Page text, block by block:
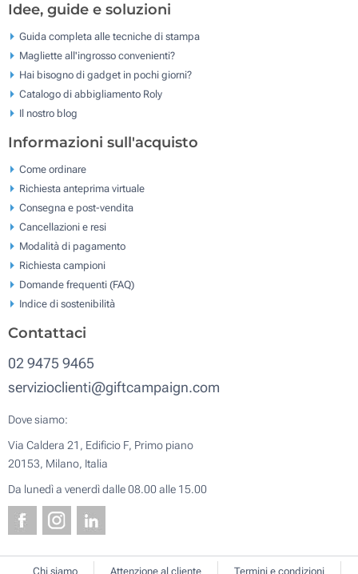
Idee, guide e soluzioni
Guida completa alle tecniche di stampa
Magliette all'ingrosso convenienti?
Hai bisogno di gadget in pochi giorni?
Catalogo di abbigliamento Roly
Il nostro blog
Informazioni sull'acquisto
Come ordinare
Richiesta anteprima virtuale
Consegna e post-vendita
Cancellazioni e resi
Modalità di pagamento
Richiesta campioni
Domande frequenti (FAQ)
Indice di sostenibilità
Contattaci
02 9475 9465
servizioclienti@giftcampaign.com
Dove siamo:
Via Caldera 21, Edificio F, Primo piano
20153, Milano, Italia
Da lunedì a venerdì dalle 08.00 alle 15.00
Chi siamo Attenzione al cliente Termini e condizioni